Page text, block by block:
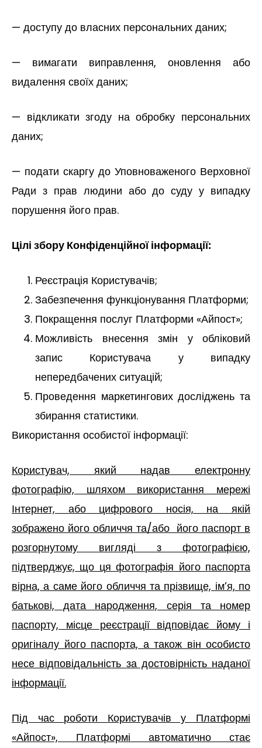
— доступу до власних персональних даних;
— вимагати виправлення, оновлення або
видалення своїх даних;
— відкликати згоду на обробку персональних
даних;
— подати скаргу до Уповноваженого Верховної
Ради з прав людини або до суду у випадку
порушення його прав.
Цілі збору Конфіденційної інформації:
Реєстрація Користувачів;
Забезпечення функціонування Платформи;
Покращення послуг Платформи «Айпост»;
Можливість внесення змін у обліковий
запис Користувача у випадку
непередбачених ситуацій;
Проведення маркетингових досліджень та
збирання статистики.
Використання особистої інформації:
Користувач, який надав електронну
фотографію, шляхом використання мережі
Інтернет, або цифрового носія, на якій
зображено його обличчя та/або його паспорт в
розгорнутому вигляді з фотографією,
підтверджує, що ця фотографія його паспорта
вірна, а саме його обличчя та прізвище, ім’я, по
батькові, дата народження, серія та номер
паспорту, місце реєстрації відповідає йому і
оригіналу його паспорта, а також він особисто
несе відповідальність за достовірність наданої
інформації.
Під час роботи Користувачів у Платформі
«Айпост», Платформі автоматично стає